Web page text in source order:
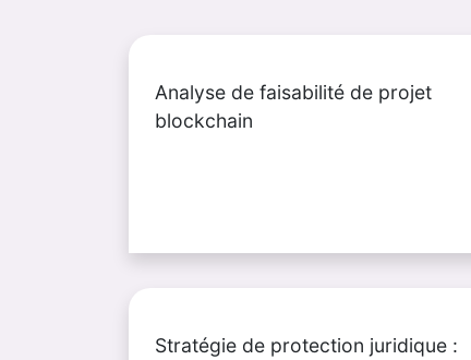
Analyse de faisabilité de projet
blockchain
Stratégie de protection juridique :